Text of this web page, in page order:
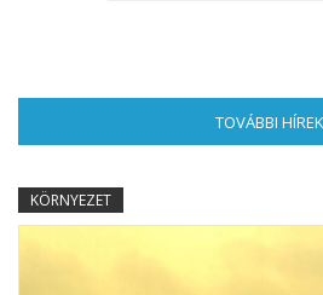
TOVÁBBI HÍREK
KÖRNYEZET